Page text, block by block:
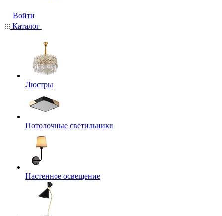
Войти
Каталог
Люстры
Потолочные светильники
Настенное освещение